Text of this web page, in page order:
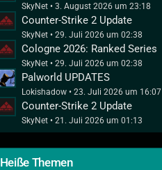
SkyNet 3. August 2026 um 23:18
Counter-Strike 2 Update
SkyNet 29. Juli 2026 um 02:38
Cologne 2026: Ranked Series
SkyNet 29. Juli 2026 um 02:38
Palworld UPDATES
Lokishadow 23. Juli 2026 um 16:07
Counter-Strike 2 Update
SkyNet 21. Juli 2026 um 01:13
Heiße Themen